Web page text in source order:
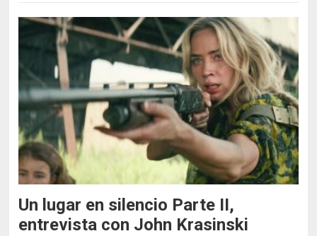
Un lugar en silencio Parte II,
entrevista con John Krasinski